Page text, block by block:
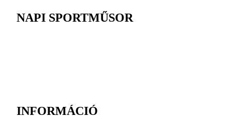
NAPI SPORTMŰSOR
INFORMÁCIÓ